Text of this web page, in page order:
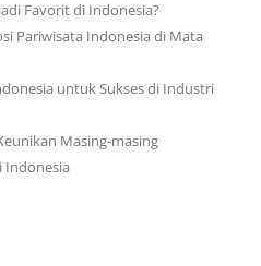
Favorit di Indonesia?
Pariwisata Indonesia di Mata
untuk Sukses di Industri
Masing-masing
Indonesia